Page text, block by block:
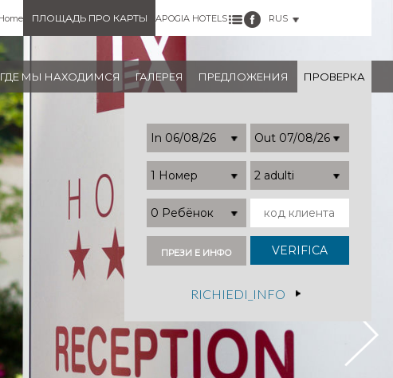
ГДЕ МЫ НАХОДИМСЯ ГАЛЕРЕЯ ПРЕДЛОЖЕНИЯ ПРОВЕРКА
ПЛОЩАДЬ ПРО КАРТЫ APOGIA HOTELS RUS
1 Номер 2 adulti
0 Ребёнок
ПРЕЗИ Е ИНФО
RICHIEDI_INFO